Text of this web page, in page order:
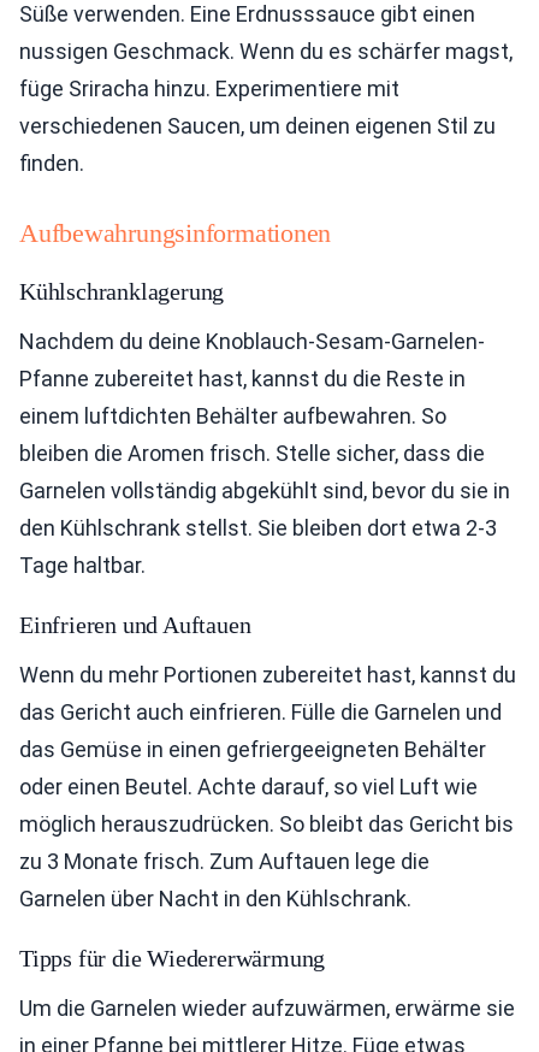
Süße verwenden. Eine Erdnusssauce gibt einen
nussigen Geschmack. Wenn du es schärfer magst,
füge Sriracha hinzu. Experimentiere mit
verschiedenen Saucen, um deinen eigenen Stil zu
finden.
Aufbewahrungsinformationen
Kühlschranklagerung
Nachdem du deine Knoblauch-Sesam-Garnelen-
Pfanne zubereitet hast, kannst du die Reste in
einem luftdichten Behälter aufbewahren. So
bleiben die Aromen frisch. Stelle sicher, dass die
Garnelen vollständig abgekühlt sind, bevor du sie in
den Kühlschrank stellst. Sie bleiben dort etwa 2-3
Tage haltbar.
Einfrieren und Auftauen
Wenn du mehr Portionen zubereitet hast, kannst du
das Gericht auch einfrieren. Fülle die Garnelen und
das Gemüse in einen gefriergeeigneten Behälter
oder einen Beutel. Achte darauf, so viel Luft wie
möglich herauszudrücken. So bleibt das Gericht bis
zu 3 Monate frisch. Zum Auftauen lege die
Garnelen über Nacht in den Kühlschrank.
Tipps für die Wiedererwärmung
Um die Garnelen wieder aufzuwärmen, erwärme sie
in einer Pfanne bei mittlerer Hitze. Füge etwas